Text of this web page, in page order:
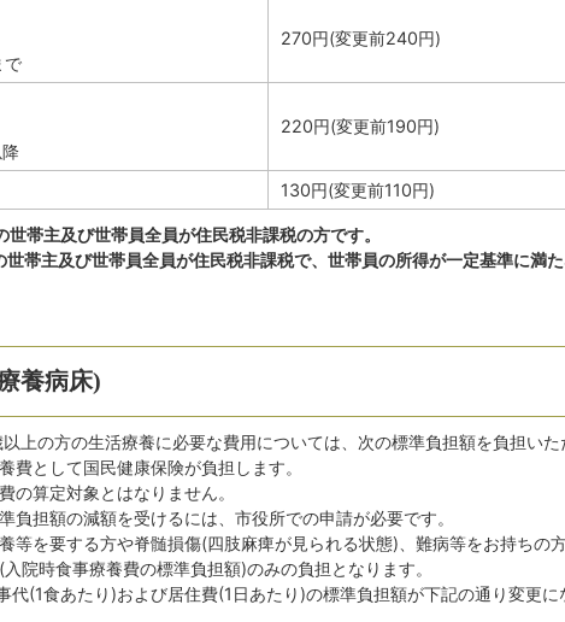
で
270円(変更前240円)
220円(変更前190円)
130円(変更前110円)
帯主及び世帯員全員が住民税非課税の方です。
世帯主及び世帯員全員が住民税非課税で、世帯員の所得が一定基準に満
養病床)
上の方の生活療養に必要な費用については、次の標準負担額を負担いた
費として国民健康保険が負担します。
の算定対象とはなりません。
負担額の減額を受けるには、市役所での申請が必要です。
等を要する方や脊髄損傷(四肢麻痺が見られる状態)、難病等をお持ちの
院時食事療養費の標準負担額)のみの負担となります。
代(1食あたり)および居住費(1日あたり)の標準負担額が下記の通り変更に